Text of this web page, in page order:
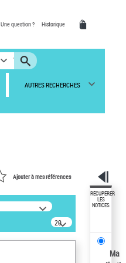
Une question ? Historique
AUTRES RECHERCHES
Ajouter à mes références
20
résultats/page
RÉCUPÉRER
LES
NOTICES
Ma